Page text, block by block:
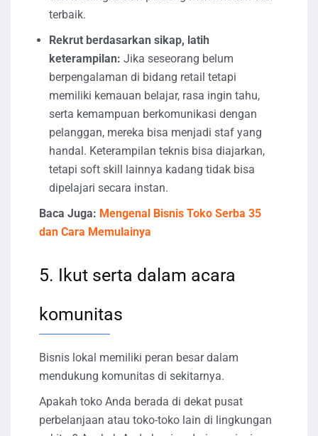
terbaik.
Rekrut berdasarkan sikap, latih
keterampilan: Jika seseorang belum
berpengalaman di bidang retail tetapi
memiliki kemauan belajar, rasa ingin tahu,
serta kemampuan berkomunikasi dengan
pelanggan, mereka bisa menjadi staf yang
handal. Keterampilan teknis bisa diajarkan,
tetapi soft skill lainnya kadang tidak bisa
dipelajari secara instan.
Baca Juga: Mengenal Bisnis Toko Serba 35
dan Cara Memulainya
5. Ikut serta dalam acara
komunitas
Bisnis lokal memiliki peran besar dalam
mendukung komunitas di sekitarnya.
Apakah toko Anda berada di dekat pusat
perbelanjaan atau toko-toko lain di lingkungan